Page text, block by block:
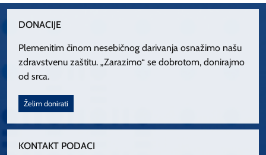
DONACIJE
Plemenitim činom nesebičnog darivanja osnažimo našu
zdravstvenu zaštitu. „Zarazimo“ se dobrotom, donirajmo
od srca.
Želim donirati
KONTAKT PODACI